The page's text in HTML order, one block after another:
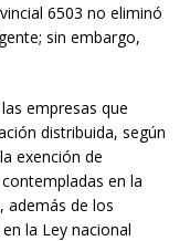
6503 no eliminó
sin embargo,
empresas que
distribuida, según
exención de
en la
además de los
la Ley nacional